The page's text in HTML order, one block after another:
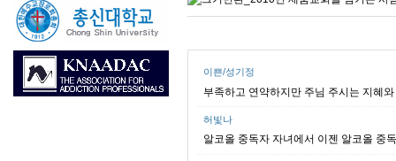
이쁜/성기정
부족하고 연약하지만 주님 주시는 지혜
허빛나
알코올 중독자 자녀에서 이젠 알코올 중